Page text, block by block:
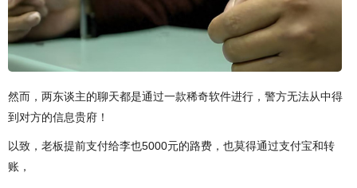
然而，两东谈主的聊天都是通过一款稀奇软件进行，警方无法从中得
到对方的信息贵府！
以致，老板提前支付给李也5000元的路费，也莫得通过支付宝和转
账，